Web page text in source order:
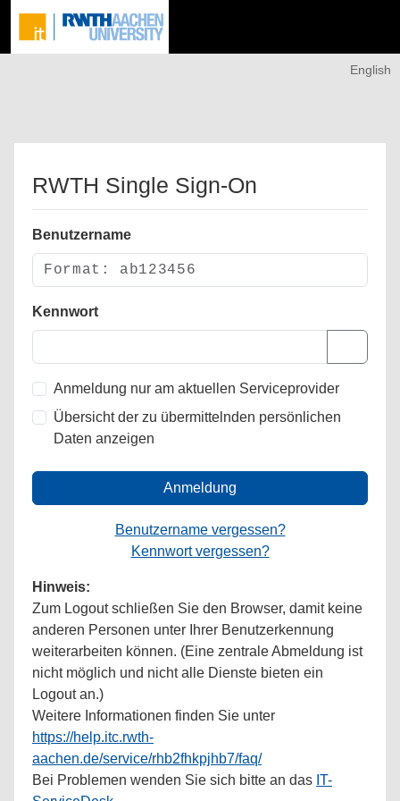
English
RWTH Single Sign-On
Benutzername
Kennwort
Anmeldung nur am aktuellen Serviceprovider
Übersicht der zu übermittelnden persönlichen
Daten anzeigen
Anmeldung
Benutzername vergessen?
Kennwort vergessen?
Hinweis:
Zum Logout schließen Sie den Browser, damit keine
anderen Personen unter Ihrer Benutzerkennung
weiterarbeiten können. (Eine zentrale Abmeldung ist
nicht möglich und nicht alle Dienste bieten ein
Logout an.)
Weitere Informationen finden Sie unter
https://help.itc.rwth-
aachen.de/service/rhb2fhkpjhb7/faq/
Bei Problemen wenden Sie sich bitte an das IT-